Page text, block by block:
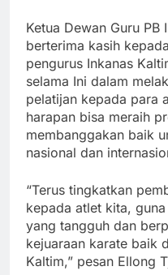
Ketua Dewan Guru
berterima kasih
pengurus Inkanas
selama Ini dalam
pelatijan kepada para
harapan bisa meraih
membanggakan baik
nasional dan
“Terus tingkatkan
kepada atlet kita,
yang tangguh dan
kejuaraan karate baik
Kaltim,” pesan Ellong